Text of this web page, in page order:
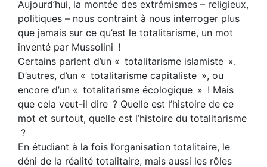
Aujourd’hui, la montée des extrémismes – religieux,
politiques – nous contraint à nous interroger plus
que jamais sur ce qu’est le totalitarisme, un mot
inventé par Mussolini !
Certains parlent d’un « totalitarisme islamiste ».
D’autres, d’un « totalitarisme capitaliste », ou
encore d’un « totalitarisme écologique » ! Mais
que cela veut-il dire ? Quelle est l’histoire de ce
mot et surtout, quelle est l’histoire du ­totalitarisme
?
En étudiant à la fois l’organisation totalitaire, le
déni de la réalité totalitaire, mais aussi les rôles